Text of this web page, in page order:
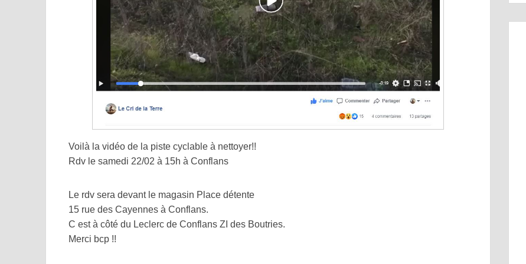
Voilà la vidéo de la piste cyclable à nettoyer!!
Rdv le samedi 22/02 à 15h à Conflans
Le rdv sera devant le magasin Place détente
15 rue des Cayennes à Conflans.
C est à côté du Leclerc de Conflans ZI des Boutries.
Merci bcp !!